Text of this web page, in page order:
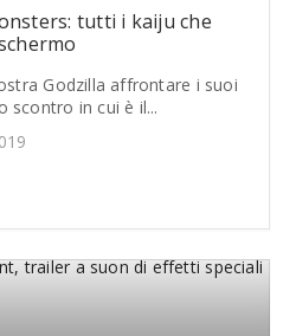
tutti i kaiju che
Godzilla affrontare i suoi
scontro in cui è il...